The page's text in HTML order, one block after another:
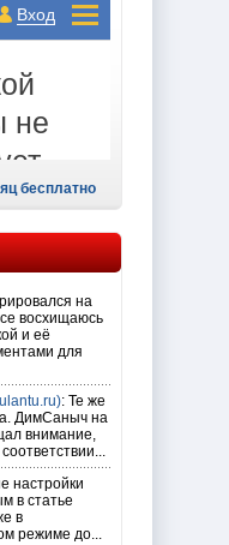
бесплатно
на
восхищаюсь
и её
для
: Те же
ДимСаныч на
внимание,
настройки
в статье
в
режиме до...